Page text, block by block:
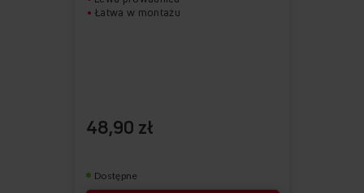
Łatwa w montażu
48,90 zł
Dostępne